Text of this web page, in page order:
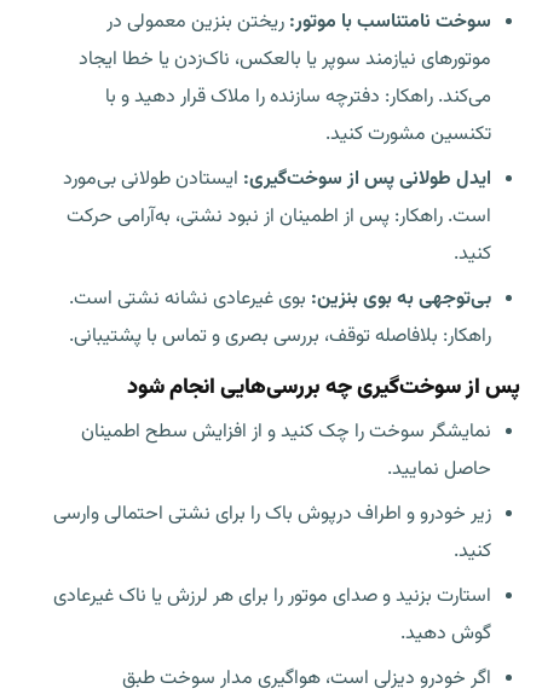
سوخت نامتناسب با موتور: ریختن بنزین معمولی در
موتورهای نیازمند سوپر یا بالعکس، ناک‌زدن یا خطا ایجاد
می‌کند. راهکار: دفترچه سازنده را ملاک قرار دهید و با
تکنسین مشورت کنید.
ایدل طولانی پس از سوخت‌گیری: ایستادن طولانی بی‌مورد
است. راهکار: پس از اطمینان از نبود نشتی، به‌آرامی حرکت
کنید.
بی‌توجهی به بوی بنزین: بوی غیرعادی نشانه نشتی است.
راهکار: بلافاصله توقف، بررسی بصری و تماس با پشتیبانی.
پس از سوخت‌گیری چه بررسی‌هایی انجام شود
نمایشگر سوخت را چک کنید و از افزایش سطح اطمینان
حاصل نمایید.
زیر خودرو و اطراف درپوش باک را برای نشتی احتمالی وارسی
کنید.
استارت بزنید و صدای موتور را برای هر لرزش یا ناک غیرعادی
گوش دهید.
اگر خودرو دیزلی است، هواگیری مدار سوخت طبق